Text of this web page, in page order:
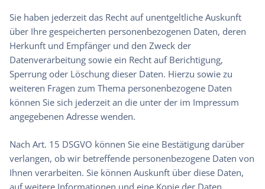
Sie haben jederzeit das Recht auf unentgeltliche Auskunft
über Ihre gespeicherten personenbezogenen Daten, deren
Herkunft und Empfänger und den Zweck der
Datenverarbeitung sowie ein Recht auf Berichtigung,
Sperrung oder Löschung dieser Daten. Hierzu sowie zu
weiteren Fragen zum Thema personenbezogene Daten
können Sie sich jederzeit an die unter der im Impressum
angegebenen Adresse wenden.
Nach Art. 15 DSGVO können Sie eine Bestätigung darüber
verlangen, ob wir betreffende personenbezogene Daten von
Ihnen verarbeiten. Sie können Auskunft über diese Daten,
auf weitere Informationen und eine Kopie der Daten